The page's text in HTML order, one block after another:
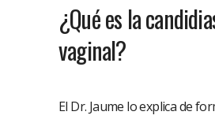
¿Qué es la
vaginal?
El Dr. Jaume lo explica de